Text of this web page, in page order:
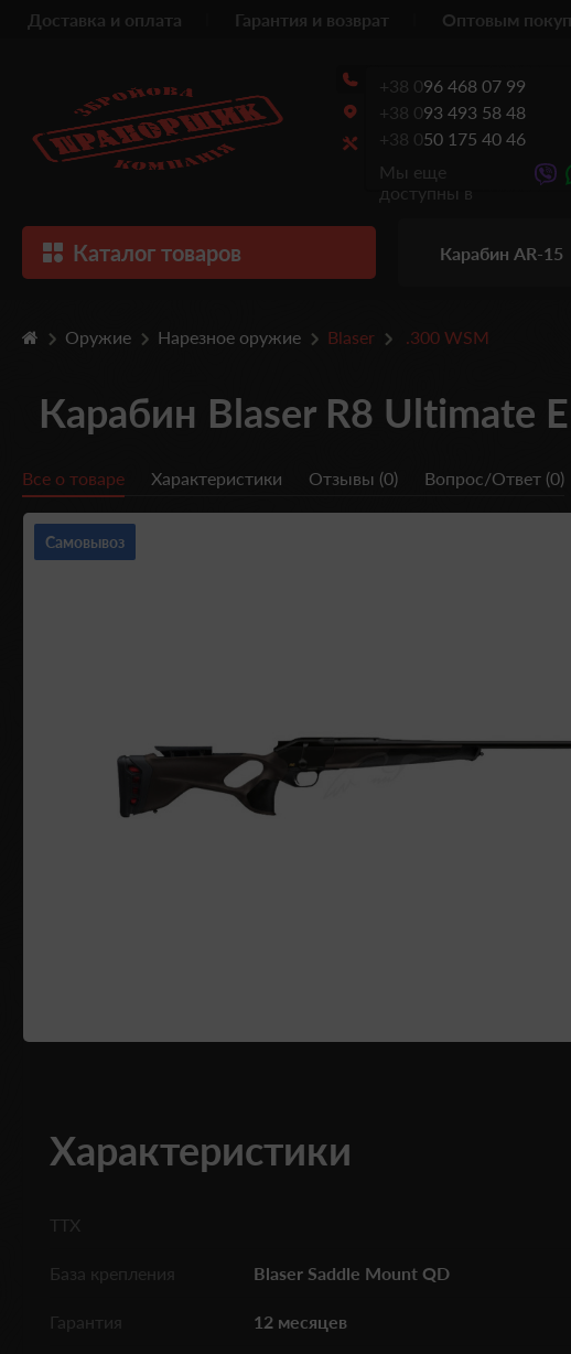
Доставка и оплата Гарантия и возврат Оптовым
+38 096 468 07 99
+38 093 493 58 48
+38 050 175 40 46
Мы еще
доступны в
Каталог товаров Карабин AR-15
Оружие Нарезное оружие Blaser .300 WSM
Карабин Blaser R8 Ultimate
Все о товаре Характеристики Отзывы (0) Вопрос/Ответ (0)
Самовывоз
Характеристики
ТТХ
База крепления Blaser Saddle Mount QD
Гарантия 12 месяцев